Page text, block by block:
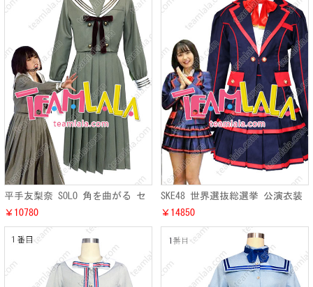
平手友梨奈 SOLO 角を曲がる セ
ーラー服 欅坂46 てち ソロ曲 制
服 オーダー
￥10780
SKE48 世界選抜総選挙 公演衣装
須田亜香里 コスチューム 仮装
SKE 制服 男性用 女性用
￥14850